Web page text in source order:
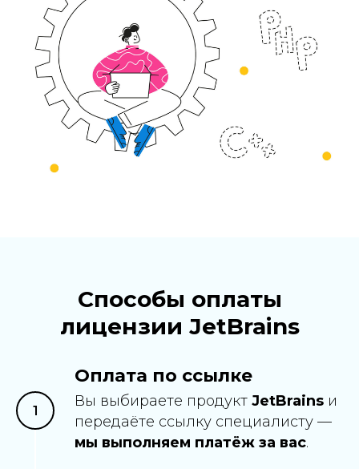
Способы оплаты
лицензии JetBrains
Оплата по ссылке
Вы выбираете продукт JetBrains и
передаёте ссылку специалисту —
мы выполняем платёж за вас.